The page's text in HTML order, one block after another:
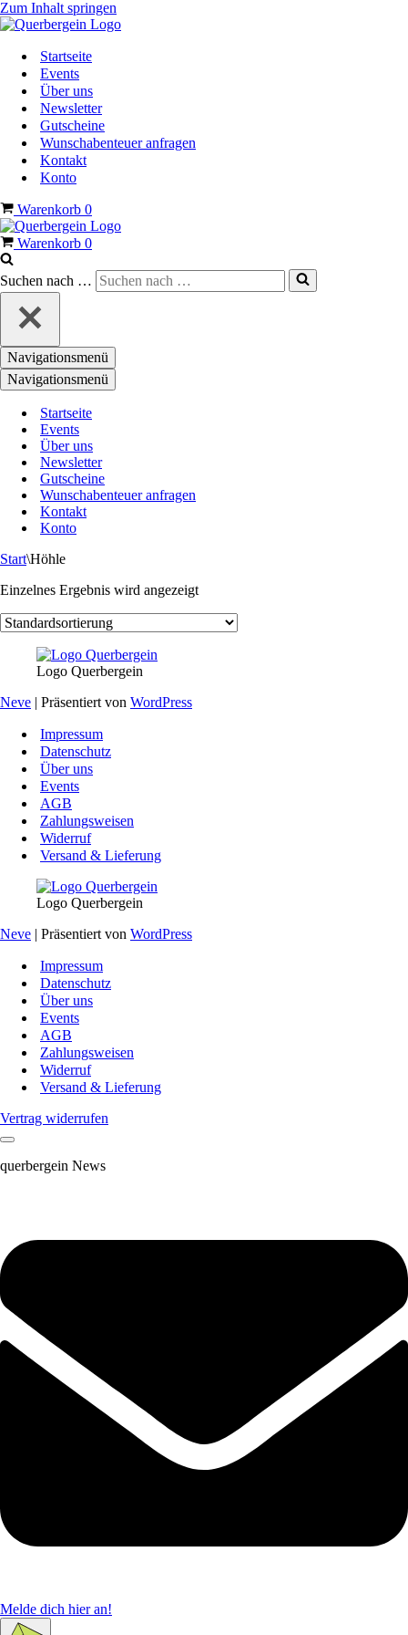
Zum Inhalt springen
Startseite
Events
Über uns
Newsletter
Gutscheine
Wunschabenteuer anfragen
Kontakt
Konto
Warenkorb 0
Warenkorb 0
Suchen nach …
Navigationsmenü
Navigationsmenü
Startseite
Events
Über uns
Newsletter
Gutscheine
Wunschabenteuer anfragen
Kontakt
Konto
Start\Höhle
Einzelnes Ergebnis wird angezeigt
Logo Querbergein
Neve | Präsentiert von WordPress
Impressum
Datenschutz
Über uns
Events
AGB
Zahlungsweisen
Widerruf
Versand & Lieferung
Logo Querbergein
Neve | Präsentiert von WordPress
Impressum
Datenschutz
Über uns
Events
AGB
Zahlungsweisen
Widerruf
Versand & Lieferung
Vertrag widerrufen
querbergein News
Melde dich hier an!